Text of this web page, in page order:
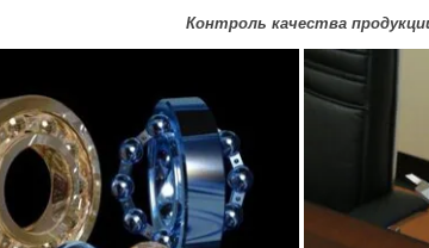
Контроль качества